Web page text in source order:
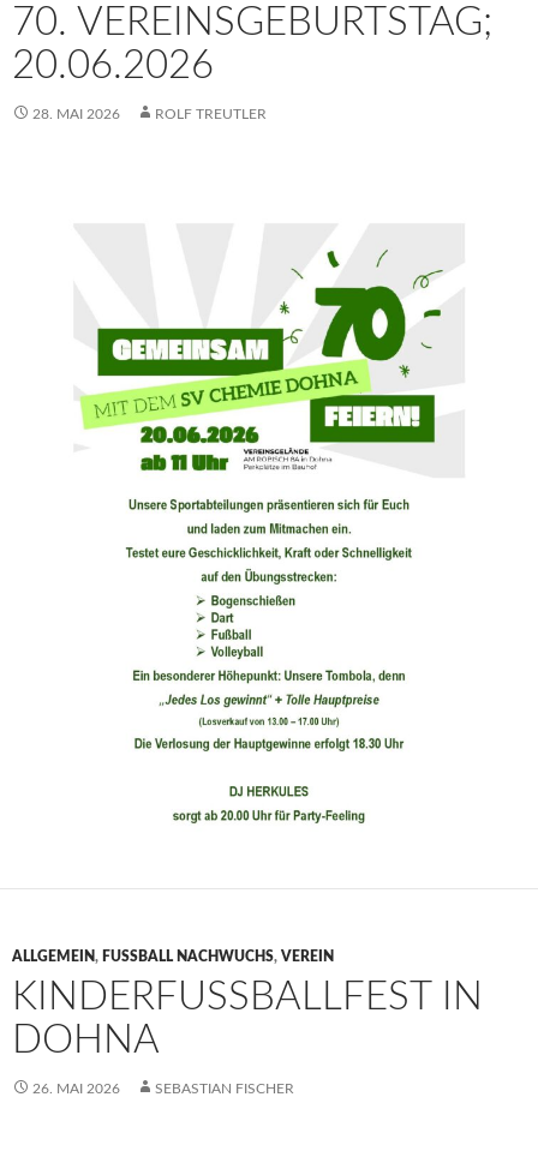
70. VEREINSGEBURTSTAG;
20.06.2026
28. MAI 2026 ROLF TREUTLER
ALLGEMEIN, FUSSBALL NACHWUCHS , VEREIN
KINDERFUSSBALLFEST IN
DOHNA
26. MAI 2026 SEBASTIAN FISCHER